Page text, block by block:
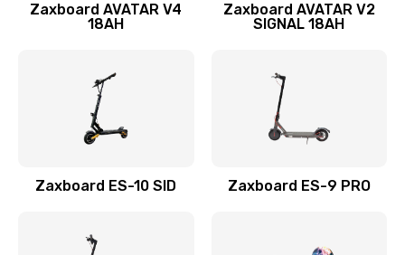
Zaxboard AVATAR V4
18AH
Zaxboard AVATAR V2
SIGNAL 18AH
Zaxboard ES-10 SID Zaxboard ES-9 PRO